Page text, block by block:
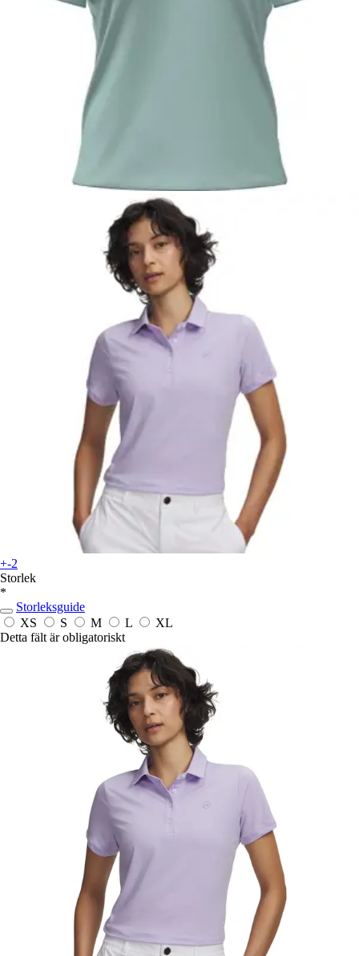
+-2
Storlek
*
Storleksguide
XS
S M L
XL
Detta fält är obligatoriskt